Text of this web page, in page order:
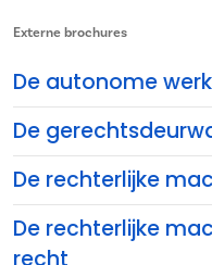
Externe brochures
De autonome
De
De rechterlijke
De rechterlijke
recht